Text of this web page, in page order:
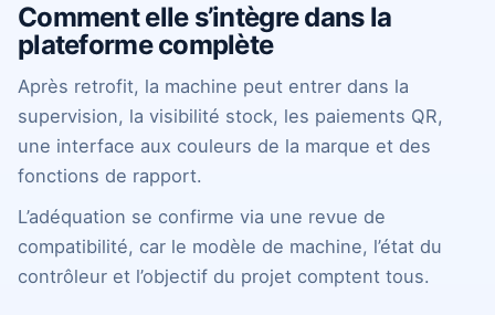
Comment elle s’intègre dans la
plateforme complète
Après retrofit, la machine peut entrer dans la
supervision, la visibilité stock, les paiements QR,
une interface aux couleurs de la marque et des
fonctions de rapport.
L’adéquation se confirme via une revue de
compatibilité, car le modèle de machine, l’état du
contrôleur et l’objectif du projet comptent tous.